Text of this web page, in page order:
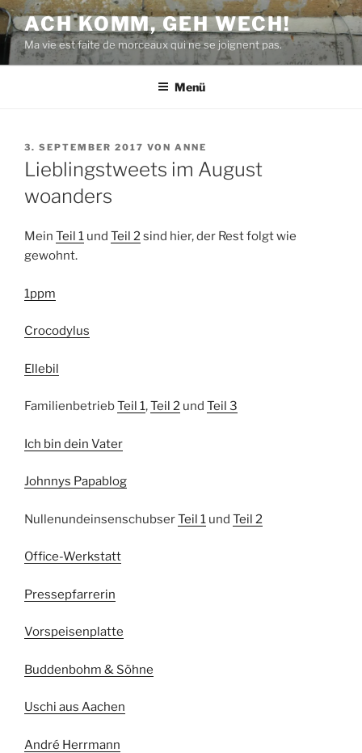
Zum
Inhalt
springen
ACH KOMM, GEH WECH!
Ma vie est faite de morceaux qui ne se joignent pas.
Menü
VERÖFFENTLICHT
AM
3. SEPTEMBER 2017 VON ANNE
Lieblingstweets im August
woanders
Mein Teil 1 und Teil 2sind hier, der Rest folgt wie
gewohnt.
1ppm
Crocodylus
Ellebil
FamilienbetriebTeil 1,Teil 2 und Teil 3
Ich bin dein Vater
Johnnys Papablog
NullenundeinsenschubserTeil 1 und Teil 2
Office-Werkstatt
Pressepfarrerin
Vorspeisenplatte
Buddenbohm & Söhne
Uschi aus Aachen
André Herrmann